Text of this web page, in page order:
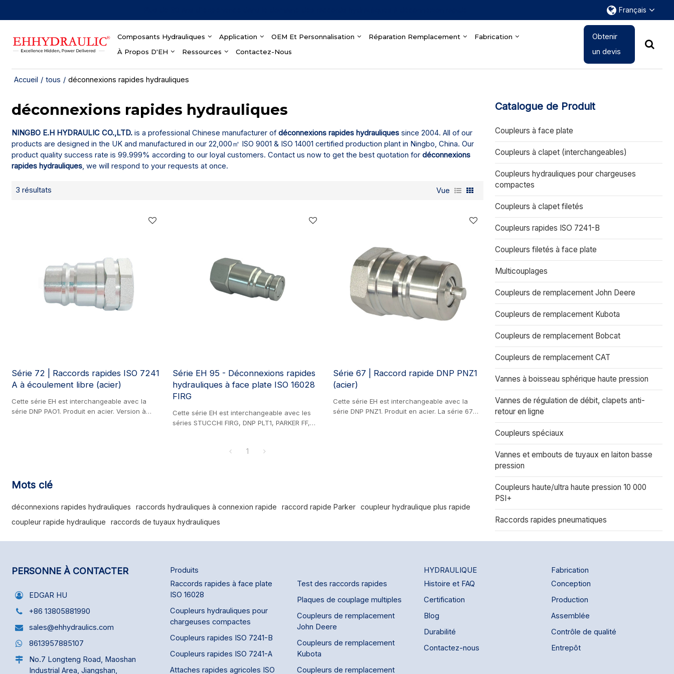
Français
Composants Hydrauliques Application OEM Et Personnalisation Réparation Remplacement
Fabrication
À Propos D'EH
Ressources Contactez-Nous
Obtenir
un devis
Accueil / tous / déconnexions rapides hydrauliques
déconnexions rapides hydrauliques
NINGBO E.H HYDRAULIC CO.,LTD. is a professional Chinese manufacturer ofdéconnexions rapides hydrauliques since 2004. All of our
products are designed in the UK and manufactured in our 22,000㎡ ISO 9001 & ISO 14001 certified production plant in Ningbo, China. Our
product quality success rate is 99.999% according to our loyal customers. Contact us now to get the best quotation fordéconnexions
rapides hydrauliques, we will respond to your requests at once.
3 résultats Vue
Série 72 | Raccords rapides ISO 7241
A à écoulement libre (acier)
Cette série EH est interchangeable avec la
série DNP PAO1. Produit en acier. Version à
Série EH 95 - Déconnexions rapides
hydrauliques à face plate ISO 16028
FIRG
Cette série EH est interchangeable avec les
séries STUCCHI FIRG, DNP PLT1, PARKER FF,
La série 95, reconnue comme la solution de
d'étanchéité intégré innovant minimise
considérablement l'usure prématurée en
compensant efficacement trois facteurs de
les composants du raccord, les impulsions de
fonctionnement horizontal.
Série 67 | Raccord rapide DNP PNZ1
(acier)
Cette série EH est interchangeable avec la
série DNP PNZ1. Produit en acier. La série 67
1
Mots clé
déconnexions rapides hydrauliques raccords hydrauliques à connexion rapide raccord rapide Parker
coupleur hydraulique plus rapide
coupleur rapide hydraulique
raccords de tuyaux hydrauliques
Catalogue de Produit
Coupleurs à face plate
Coupleurs à clapet (interchangeables)
Coupleurs hydrauliques pour chargeuses
compactes
Coupleurs à clapet filetés
Coupleurs rapides ISO 7241-B
Coupleurs filetés à face plate
Multicouplages
Coupleurs de remplacement John Deere
Coupleurs de remplacement Kubota
Coupleurs de remplacement Bobcat
Coupleurs de remplacement CAT
Vannes à boisseau sphérique haute pression
Vannes de régulation de débit, clapets anti-
retour en ligne
Coupleurs spéciaux
Vannes et embouts de tuyaux en laiton basse
pression
Coupleurs haute/ultra haute pression 10 000
PSI+
Raccords rapides pneumatiques
PERSONNE À CONTACTER
EDGAR HU
+86 13805881990
sales@ehhydraulics.com
8613957885107
No.7 Longteng Road, Maoshan
Industrial Area, Jiangshan,
Produits
Raccords rapides à face plate
ISO 16028
Coupleurs hydrauliques pour
chargeuses compactes
Coupleurs rapides ISO 7241-B
Coupleurs rapides ISO 7241-A
Attaches rapides agricoles ISO
Test des raccords rapides
Plaques de couplage multiples
Coupleurs de remplacement
John Deere
Coupleurs de remplacement
Kubota
Coupleurs de remplacement
HYDRAULIQUE
Histoire et FAQ
Certification
Blog
Durabilité
Contactez-nous
Fabrication
Conception
Production
Assemblée
Contrôle de qualité
Entrepôt